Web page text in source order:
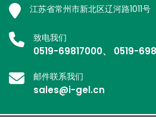
江苏省常州市新北区辽河路1011号
致电我们
0519-69817000、 0519-
邮件联系我们
sales@i-gel.cn